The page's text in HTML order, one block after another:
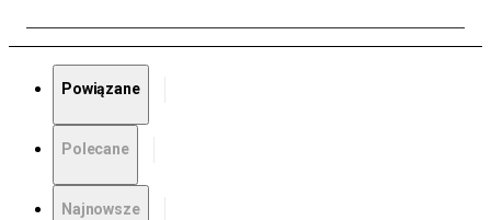
Powiązane
Polecane
Najnowsze